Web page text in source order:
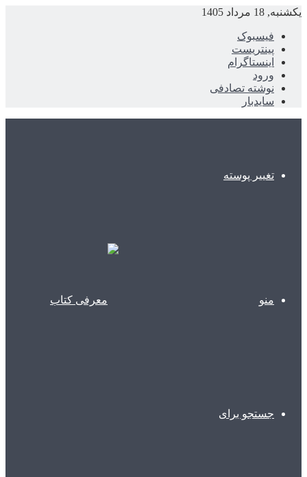
یکشنبه, 18 مرداد 1405
فیسبوک
پینتریست
اینستاگرام
ورود
نوشته تصادفی
سایدبار
تغییر پوسته
منو
جستجو برای